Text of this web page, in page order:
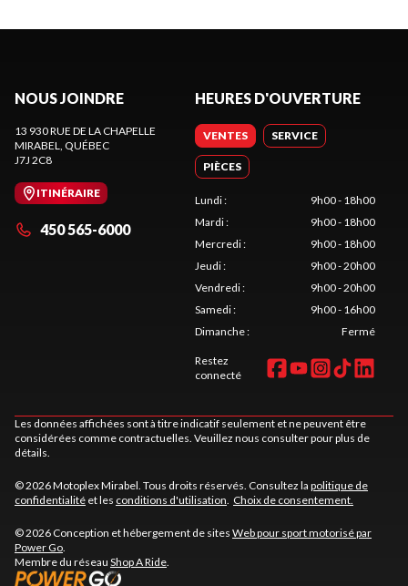
NOUS JOINDRE
13 930 RUE DE LA CHAPELLE
MIRABEL
, QUÉBEC
J7J 2C8
ITINÉRAIRE
450 565-6000
HEURES D'OUVERTURE
VENTES SERVICE
PIÈCES
Lundi:
9h00 - 18h00
Mardi:
9h00 - 18h00
Mercredi:
9h00 - 18h00
Jeudi:
9h00 - 20h00
Vendredi:
9h00 - 20h00
Samedi:
9h00 - 16h00
Dimanche: Fermé
Restez
connecté
Les données affichées sont à titre indicatif seulement et ne peuvent être
considérées comme contractuelles. Veuillez nous consulter pour plus de
détails.
© 2026 Motoplex Mirabel. Tous droits réservés. Consultez la politique de
confidentialité et les conditions d'utilisation Choix de consentement.
© 2026 Conception et hébergement de sites Web pour sport motorisé par
Power Go
Membre du réseau Shop A Ride